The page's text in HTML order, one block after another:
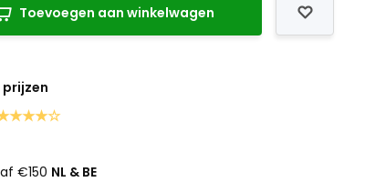
Toevoegen aan winkelwagen
prijzen
€150 NL & BE